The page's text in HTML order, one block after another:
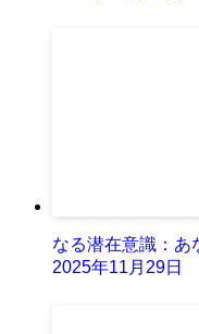
なる潜在意識：あ
2025年11月29日